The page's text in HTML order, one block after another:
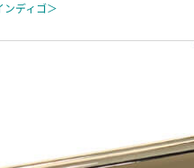
ンディゴ＞